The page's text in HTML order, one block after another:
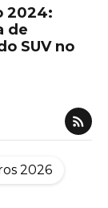
2024:
de
SUV no
2026